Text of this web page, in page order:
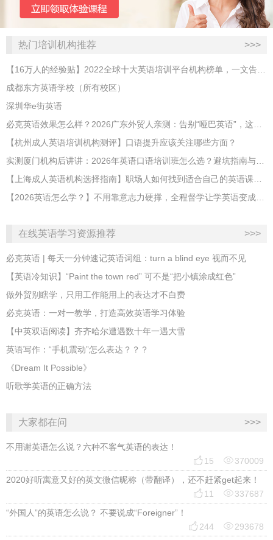
热门培训机构推荐 >>>
【16万人的经验贴】2022全球十大英语培训平台机构榜单，一文告诉你
成都东方英语学校（所有校区）
深圳华e街英语
必克英语效果怎么样？2026广东外贸人亲测：告别“哑巴英语”，这才是成年人最高效的自救指南！
【杭州成人英语培训机构测评】口语提升应该关注哪些方面？
实测厦门机构后讲讲：2026年英语口语培训班怎么选？避坑指南与高效学习新范式
【上海成人英语机构选择指南】职场人如何找到适合自己的英语课程？
【2026英语怎么学？】不用靠意志力硬撑，全程督学让学英语变成日常习惯
在线英语学习资源推荐 >>>
必克英语 | 每天一分钟速记英语词组：turn a blind eye 视而不见
​【英语冷知识】“Paint the town red” 可不是“把小镇涂成红色”
做外贸别瞎学，只用工作能用上的表达才不白费
必克英语：一对一教学，打造高效英语学习体验
【中英双语阅读】齐齐哈尔遭遇数十年一遇大雪
英语写作：“手机震动”怎么表达？？？
《Dream It Possible》
听歌学英语的正确方法
大家都在问 >>>
不用谢英语怎么说？六种不客气英语的表达！
 15 370009
2020好听寓意又好的英文微信昵称（带翻译），还不赶紧get起来！
 11 337687
“外国人”的英语怎么说？ 不要说成“Foreigner”！
 244 293678